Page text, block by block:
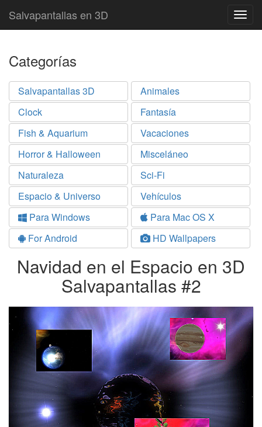
Salvapantallas en 3D
Categorías
Salvapantallas 3D
Animales
Clock
Fantasía
Fish & Aquarium
Vacaciones
Horror & Halloween
Misceláneo
Naturaleza
Sci-Fi
Espacio & Universo
Vehículos
Para Windows
Para Mac OS X
For Android
HD Wallpapers
Navidad en el Espacio en 3D
Salvapantallas #2